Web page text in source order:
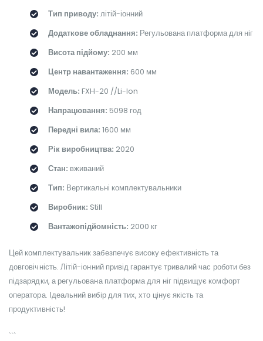
Тип приводу: літій-іонний
Додаткове обладнання: Регульована платформа для ніг
Висота підйому: 200 мм
Центр навантаження: 600 мм
Модель: FXH-20 //Li-Ion
Напрацювання: 5098 год
Передні вила: 1600 мм
Рік виробництва: 2020
Стан: вживаний
Тип: Вертикальні комплектувальники
Виробник: Still
Вантажопідйомність: 2000 кг
Цей комплектувальник забезпечує високу ефективність та
довговічність. Літій-іонний привід гарантує тривалий час роботи без
підзарядки, а регульована платформа для ніг підвищує комфорт
оператора. Ідеальний вибір для тих, хто цінує якість та
продуктивність!
```